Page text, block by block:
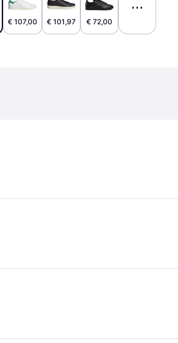
€ 107,00 € 101,97 € 72,00